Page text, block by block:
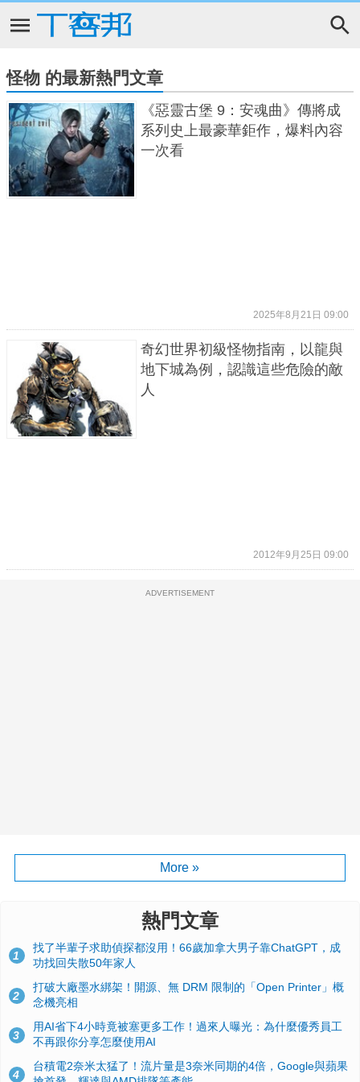
怪物 的最新熱門文章
《惡靈古堡 9：安魂曲》傳將成
系列史上最豪華鉅作，爆料內容
一次看
2025年8月21日 09:00
奇幻世界初級怪物指南，以龍與
地下城為例，認識這些危險的敵
人
2012年9月25日 09:00
ADVERTISEMENT
More »
熱門文章
1
找了半輩子求助偵探都沒用！66歲加拿大男子靠ChatGPT，成
功找回失散50年家人
2
打破大廠墨水綁架！開源、無 DRM 限制的「Open Printer」概
念機亮相
3
用AI省下4小時竟被塞更多工作！過來人曝光：為什麼優秀員工
不再跟你分享怎麼使用AI
4
台積電2奈米太猛了！流片量是3奈米同期的4倍，Google與蘋果